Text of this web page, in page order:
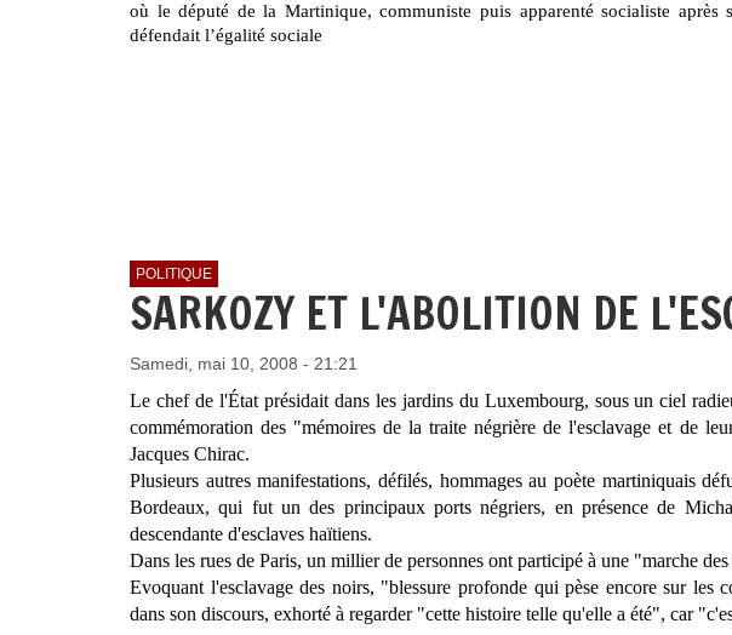
où le député de la Martinique, communiste puis apparenté socialiste
défendait l’égalité sociale
POLITIQUE
SARKOZY ET L'ABOLITION DE
Samedi, mai 10, 2008 - 21:21
Le chef de l'État présidait dans les jardins du Luxembourg, sous un ciel
commémoration des "mémoires de la traite négrière de l'esclavage et de
Jacques Chirac.
Plusieurs autres manifestations, défilés, hommages au poète martiniquais
Bordeaux, qui fut un des principaux ports négriers, en présence de
descendante d'esclaves haïtiens.
Dans les rues de Paris, un millier de personnes ont participé à une "marche
Evoquant l'esclavage des noirs, "blessure profonde qui pèse encore sur
dans son discours, exhorté à regarder "cette histoire telle qu'elle a été", car